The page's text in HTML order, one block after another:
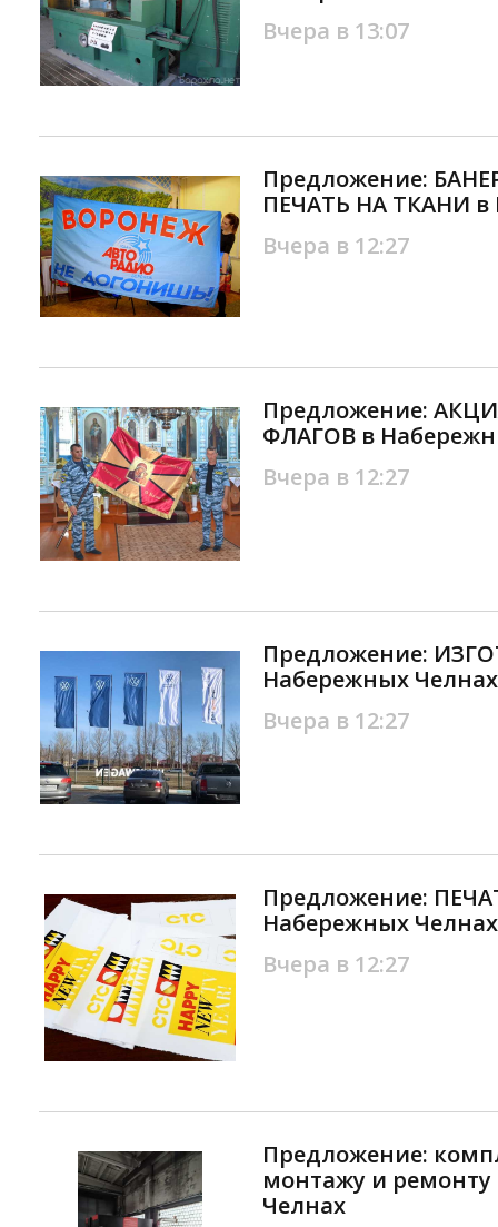
Вчера в 13:07
Предложение:
ПЕЧАТЬ НА ТКАНИ в
Вчера в 12:27
Предложение:
ФЛАГОВ в
Вчера в 12:27
Предложение:
Набережных Челнах
Вчера в 12:27
Предложение:
Набережных Челнах
Вчера в 12:27
Предложение:
монтажу и
Челнах